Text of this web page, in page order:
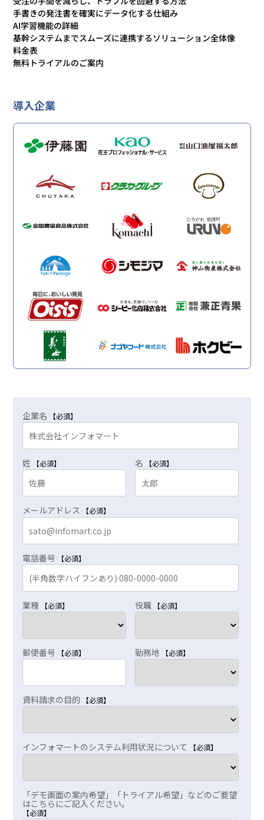
手書きの発注書を確実にデータ化する仕組み
AI学習機能の詳細
基幹システムまでスムーズに連携するソリューション全体像
料金表
無料トライアルのご案内
導入企業